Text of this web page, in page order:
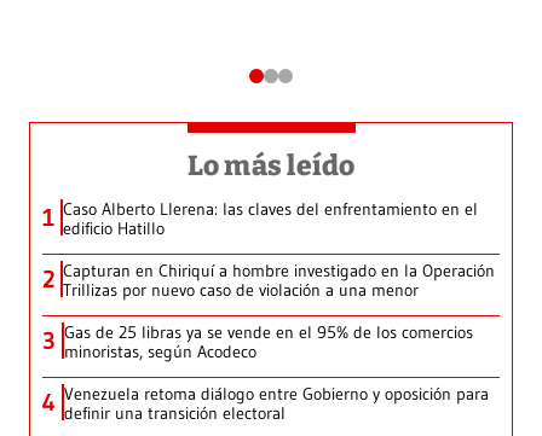
Lo más leído
1 Caso Alberto Llerena: las claves del enfrentamiento en el
edificio Hatillo
2 Capturan en Chiriquí a hombre investigado en la Operación
Trillizas por nuevo caso de violación a una menor
3 Gas de 25 libras ya se vende en el 95% de los comercios
minoristas, según Acodeco
4 Venezuela retoma diálogo entre Gobierno y oposición para
definir una transición electoral